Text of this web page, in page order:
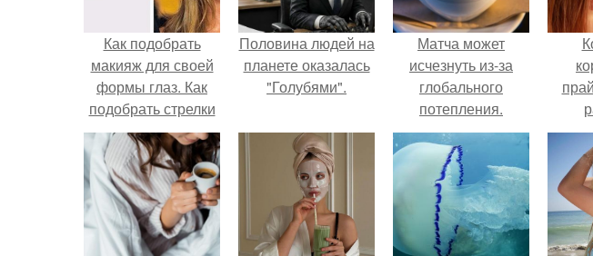
Как подобрать
макияж для своей
формы глаз. Как
подобрать стрелки
для своей формы
глаз и выглядеть
безупречно.
Половина людей на
планете оказалась
"Голубями".
Матча может
исчезнуть из-за
глобального
потепления.